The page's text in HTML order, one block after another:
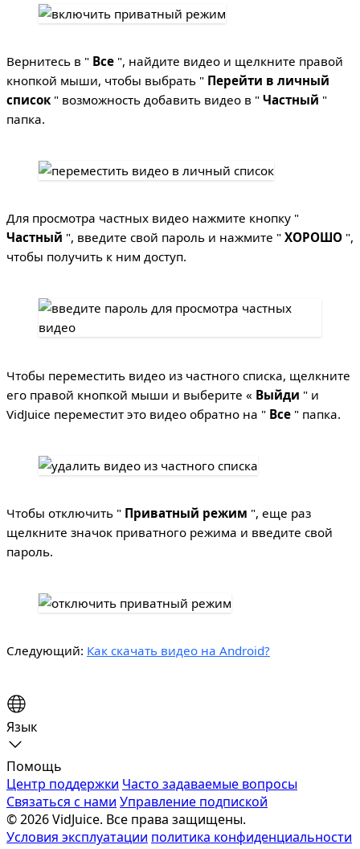
Вернитесь в " Все ", найдите видео и щелкните правой
кнопкой мыши, чтобы выбрать " Перейти в личный
список" возможность добавить видео в " Частный "
папка.
Для просмотра частных видео нажмите кнопку "
Частный ", введите свой пароль и нажмите " ХОРОШО ",
чтобы получить к ним доступ.
Чтобы переместить видео из частного списка, щелкните
его правой кнопкой мыши и выберите « Выйди " и
VidJuice переместит это видео обратно на " Все " папка.
Чтобы отключить " Приватный режим ", еще раз
щелкните значок приватного режима и введите свой
пароль.
Следующий: Как скачать видео на Android?
Язык
Помощь
Центр поддержки Часто задаваемые вопросы
Связаться с нами Управление подпиской
© 2026 VidJuice. Все права защищены.
Условия эксплуатации политика конфиденциальности